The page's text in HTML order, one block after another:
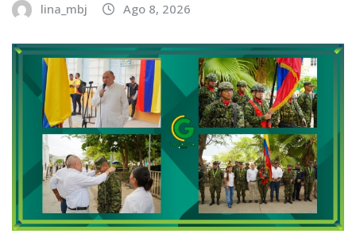
lina_mbj Ago 8, 2026